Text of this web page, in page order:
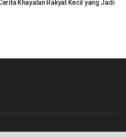
Khayalan Rakyat Kecil yang Jadi